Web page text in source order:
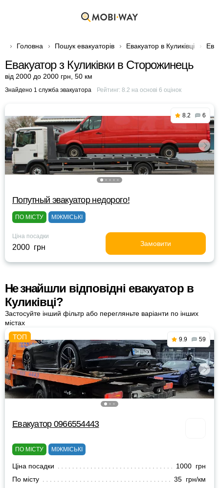
Головна Пошук евакуаторів Евакуатор в Куликівці
Евакуатор з Куликівки в Сторожинець
від 2000 до 2000 грн 50 км
Знайдено 1 служба эвакуатора Рейтинг: 8.2 на основі 6 оцінок
8.2 6
Попутный эвакуатор недорого!
ПО МІСТУ МІЖМІСЬКІ
Ціна посадки
2000 грн Замовити
Не знайшли відповідні евакуатор в
Куликівці?
Застосуйте інший фільтр або перегляньте варіанти по інших
містах
9.9 59
Евакуатор 0966554443
ПО МІСТУ МІЖМІСЬКІ
Ціна посадки
1000 грн
По місту
35 грн/км